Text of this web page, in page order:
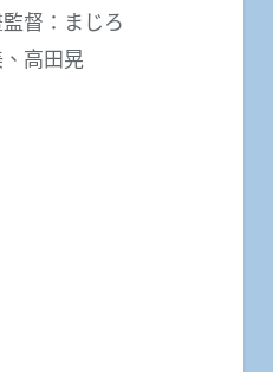
督：まじろ
高田晃